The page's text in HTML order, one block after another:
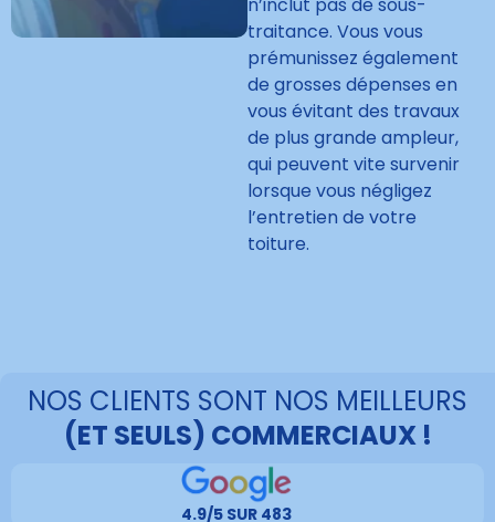
traitance. Vous vous
prémunissez également
de grosses dépenses en
vous évitant des travaux
de plus grande ampleur,
qui peuvent vite survenir
lorsque vous négligez
l’entretien de votre
toiture.
NOS CLIENTS SONT NOS MEILLEURS
(ET SEULS) COMMERCIAUX !
4.9/5 SUR 483